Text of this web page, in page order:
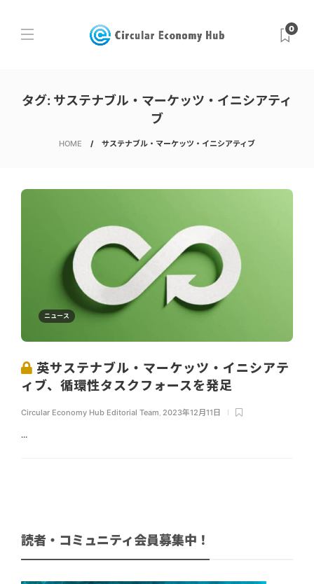
0
タグ: サステナブル・マーケッツ・イニシアティ
ブ
HOME サステナブル・マーケッツ・イニシアティブ
ニュース
英サステナブル・マーケッツ・イニシアテ
ィブ、循環性タスクフォースを発足
Circular Economy Hub Editorial Team, 2023年12月11日
...
読者・コミュニティ会員募集中！